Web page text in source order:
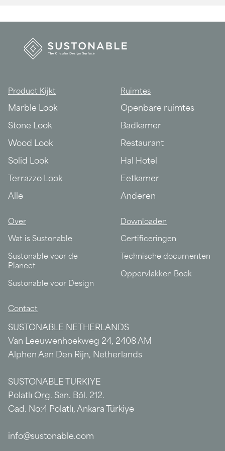
Product Kijkt
Marble Look
Stone Look
Wood Look
Solid Look
Terrazzo Look
Alle
Ruimtes
Openbare ruimtes
Badkamer
Restaurant
Hal Hotel
Eetkamer
Anderen
Over
Wat is Sustonable
Sustonable voor de
Planeet
Sustonable voor Design
Downloaden
Certificeringen
Technische documenten
Oppervlakken Boek
Contact
SUSTONABLE NETHERLANDS
Van Leeuwenhoekweg 24, 2408 AM
Alphen Aan Den Rijn, Netherlands
SUSTONABLE TURKIYE
Polatlı Org. San. Böl. 212.
Cad. No:4 Polatlı, Ankara Türkiye
info@sustonable.com